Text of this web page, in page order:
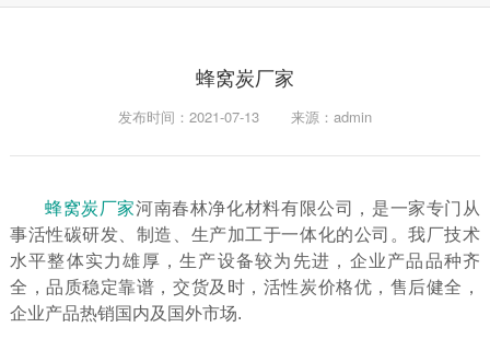
蜂窝炭厂家
发布时间：2021-07-13 来源：admin
蜂窝炭厂家河南春林净化材料有限公司，是一家专门从
事活性碳研发、制造、生产加工于一体化的公司。我厂技术
水平整体实力雄厚，生产设备较为先进，企业产品品种齐
全，品质稳定靠谱，交货及时，活性炭价格优，售后健全，
企业产品热销国内及国外市场.